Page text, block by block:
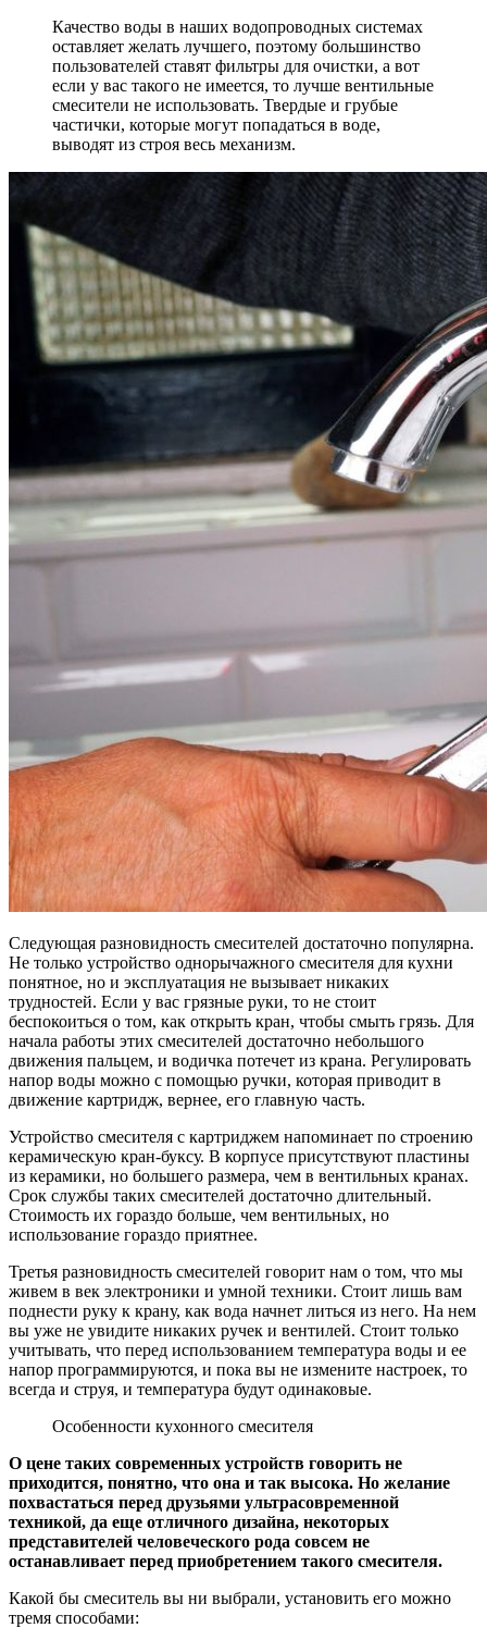
Качество воды в наших водопроводных системах
оставляет желать лучшего, поэтому большинство
пользователей ставят фильтры для очистки, а вот
если у вас такого не имеется, то лучше вентильные
смесители не использовать. Твердые и грубые
частички, которые могут попадаться в воде,
выводят из строя весь механизм.
Следующая разновидность смесителей достаточно популярна.
Не только устройство однорычажного смесителя для кухни
понятное, но и эксплуатация не вызывает никаких
трудностей. Если у вас грязные руки, то не стоит
беспокоиться о том, как открыть кран, чтобы смыть грязь. Для
начала работы этих смесителей достаточно небольшого
движения пальцем, и водичка потечет из крана. Регулировать
напор воды можно с помощью ручки, которая приводит в
движение картридж, вернее, его главную часть.
Устройство смесителя с картриджем напоминает по строению
керамическую кран-буксу. В корпусе присутствуют пластины
из керамики, но большего размера, чем в вентильных кранах.
Срок службы таких смесителей достаточно длительный.
Стоимость их гораздо больше, чем вентильных, но
использование гораздо приятнее.
Третья разновидность смесителей говорит нам о том, что мы
живем в век электроники и умной техники. Стоит лишь вам
поднести руку к крану, как вода начнет литься из него. На нем
вы уже не увидите никаких ручек и вентилей. Стоит только
учитывать, что перед использованием температура воды и ее
напор программируются, и пока вы не измените настроек, то
всегда и струя, и температура будут одинаковые.
Особенности кухонного смесителя
О цене таких современных устройств говорить не
приходится, понятно, что она и так высока. Но желание
похвастаться перед друзьями ультрасовременной
техникой, да еще отличного дизайна, некоторых
представителей человеческого рода совсем не
останавливает перед приобретением такого смесителя.
Какой бы смеситель вы ни выбрали, установить его можно
тремя способами: